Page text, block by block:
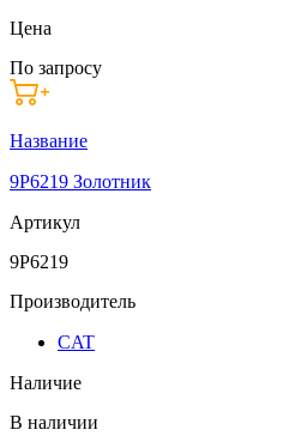
Цена
По запросу
Название
9P6219 Золотник
Артикул
9P6219
Производитель
CAT
Наличие
В наличии